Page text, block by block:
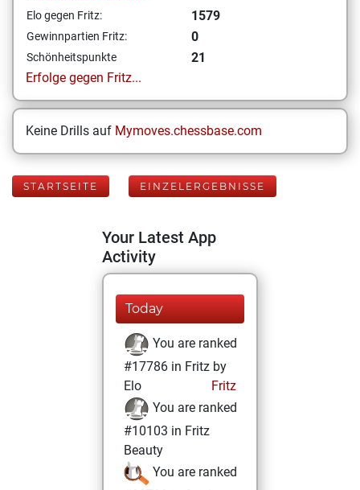
Elo gegen Fritz: 1579
Gewinnpartien Fritz: 0
Schönheitspunkte
21
Erfolge gegen Fritz...
Keine Drills auf Mymoves.chessbase.com
STARTSEITE EINZELERGEBNISSE
Your Latest App
Activity
Today
You are ranked
#17786 in Fritz by
Elo
Fritz
You are ranked
#10103 in Fritz
Beauty
You are ranked